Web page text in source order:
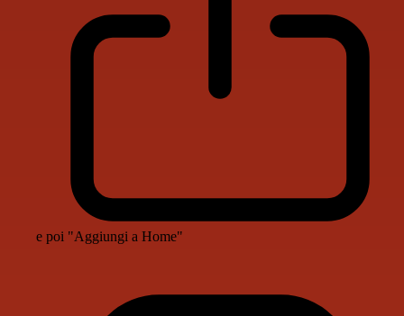
e poi "Aggiungi a Home"